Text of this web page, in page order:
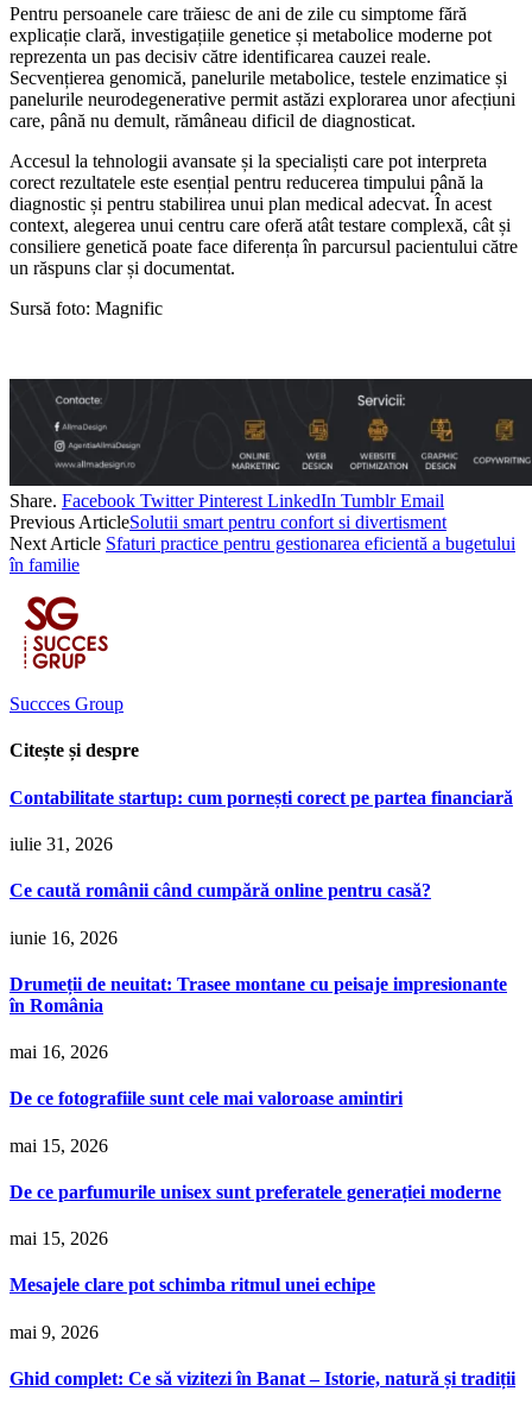
Pentru persoanele care trăiesc de ani de zile cu simptome fără
explicație clară, investigațiile genetice și metabolice moderne pot
reprezenta un pas decisiv către identificarea cauzei reale.
Secvențierea genomică, panelurile metabolice, testele enzimatice și
panelurile neurodegenerative permit astăzi explorarea unor afecțiuni
care, până nu demult, rămâneau dificil de diagnosticat.
Accesul la tehnologii avansate și la specialiști care pot interpreta
corect rezultatele este esențial pentru reducerea timpului până la
diagnostic și pentru stabilirea unui plan medical adecvat. În acest
context, alegerea unui centru care oferă atât testare complexă, cât și
consiliere genetică poate face diferența în parcursul pacientului către
un răspuns clar și documentat.
Sursă foto: Magnific
Share. Facebook Twitter Pinterest LinkedIn Tumblr Email
Previous ArticleSolutii smart pentru confort si divertisment
Next Article Sfaturi practice pentru gestionarea eficientă a bugetului
în familie
Succces Group
Citește și despre
Contabilitate startup: cum pornești corect pe partea financiară
iulie 31, 2026
Ce caută românii când cumpără online pentru casă?
iunie 16, 2026
Drumeții de neuitat: Trasee montane cu peisaje impresionante
în România
mai 16, 2026
De ce fotografiile sunt cele mai valoroase amintiri
mai 15, 2026
De ce parfumurile unisex sunt preferatele generației moderne
mai 15, 2026
Mesajele clare pot schimba ritmul unei echipe
mai 9, 2026
Ghid complet: Ce să vizitezi în Banat – Istorie, natură și tradiții